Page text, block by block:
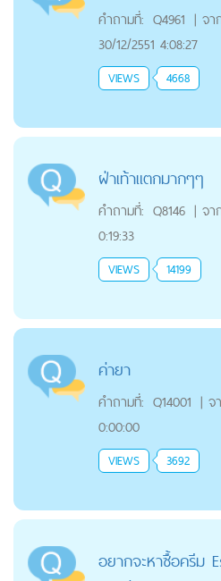
คำถามที่: Q4961 | จ
30/12/2551 4:08:27
VIEWS 4668
ฝ่าเท้าแตกมากๆๆ
คำถามที่: Q8146 | จ
0:19:33
VIEWS 14199
ค่ายา
คำถามที่: Q14001 | จ
0:00:00
VIEWS 3692
อยากจะหาซื้อครีม